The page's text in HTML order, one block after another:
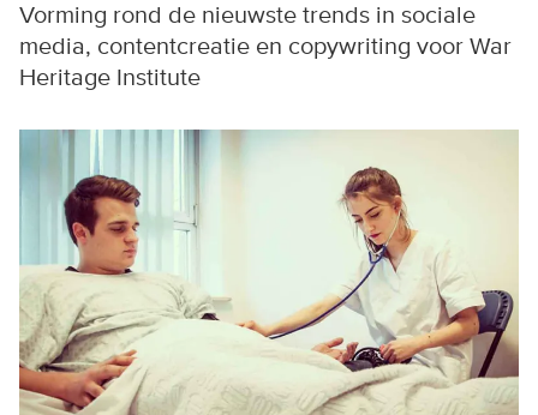
Vorming rond de nieuwste trends in sociale
media, contentcreatie en copywriting voor War
Heritage Institute